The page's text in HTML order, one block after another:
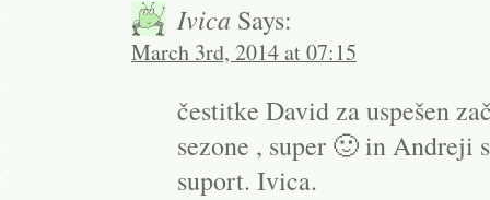
Ivica Says:
March 3rd, 2014 at 07:15
čestitke David za uspešen
sezone , super 🙂 in Andreji
suport. Ivica.